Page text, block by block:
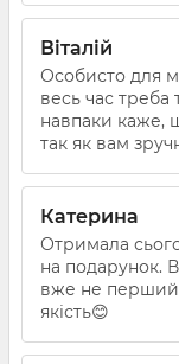
Віталій
Особисто для
весь час треба
навпаки каже,
так як вам
Катерина
Отримала
на подарунок.
вже не перший
якість😊